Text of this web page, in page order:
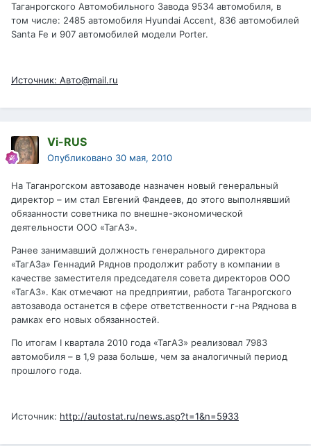
Таганрогского Автомобильного Завода 9534 автомобиля, в
том числе: 2485 автомобиля Hyundai Accent, 836 автомобилей
Santa Fe и 907 автомобилей модели Porter.
Источник: Авто@mail.ru
Vi-RUS
Опубликовано 30 мая, 2010
На Таганрогском автозаводе назначен новый генеральный
директор – им стал Евгений Фандеев, до этого выполнявший
обязанности советника по внешне-экономической
деятельности ООО «ТагАЗ».
Ранее занимавший должность генерального директора
«ТагАЗа» Геннадий Ряднов продолжит работу в компании в
качестве заместителя председателя совета директоров ООО
«ТагАЗ». Как отмечают на предприятии, работа Таганрогского
автозавода останется в сфере ответственности г-на Ряднова в
рамках его новых обязанностей.
По итогам I квартала 2010 года «ТагАЗ» реализовал 7983
автомобиля – в 1,9 раза больше, чем за аналогичный период
прошлого года.
Источник: http://autostat.ru/news.asp?t=1&n=5933